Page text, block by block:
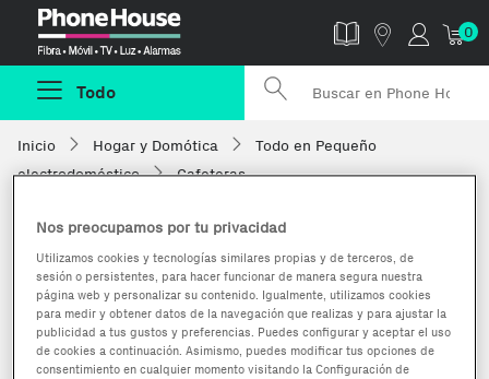
0
Todo
Inicio Hogar y Domótica
Todo en Pequeño
electrodoméstico
Cafeteras
Nos preocupamos por tu privacidad
Utilizamos cookies y tecnologías similares propias y de terceros, de
sesión o persistentes, para hacer funcionar de manera segura nuestra
página web y personalizar su contenido. Igualmente, utilizamos cookies
para medir y obtener datos de la navegación que realizas y para ajustar la
publicidad a tus gustos y preferencias. Puedes configurar y aceptar el uso
de cookies a continuación. Asimismo, puedes modificar tus opciones de
consentimiento en cualquier momento visitando la Configuración de